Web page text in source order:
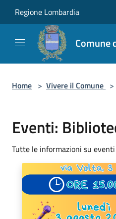
Regione Lombardia
Comune
Home > Vivere il Comune >
Eventi:
Tutte le informazioni su eventi